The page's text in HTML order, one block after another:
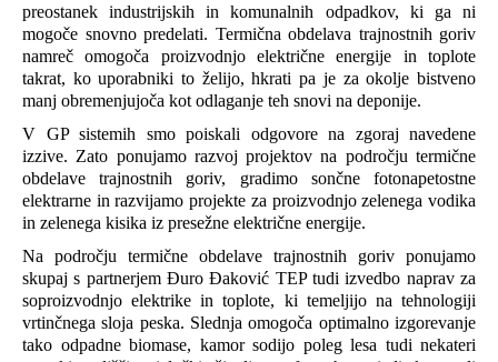
preostanek industrijskih in komunalnih odpadkov, ki ga ni
mogoče snovno predelati. Termična obdelava trajnostnih goriv
namreč omogoča proizvodnjo električne energije in toplote
takrat, ko uporabniki to želijo, hkrati pa je za okolje bistveno
manj obremenjujoča kot odlaganje teh snovi na deponije.
V GP sistemih smo poiskali odgovore na zgoraj navedene
izzive. Zato ponujamo razvoj projektov na področju termične
obdelave trajnostnih goriv, gradimo sončne fotonapetostne
elektrarne in razvijamo projekte za proizvodnjo zelenega vodika
in zelenega kisika iz presežne električne energije.
Na področju termične obdelave trajnostnih goriv ponujamo
skupaj s partnerjem Đuro Đaković TEP tudi izvedbo naprav za
soproizvodnjo elektrike in toplote, ki temeljijo na tehnologiji
vrtinčnega sloja peska. Slednja omogoča optimalno izgorevanje
tako odpadne biomase, kamor sodijo poleg lesa tudi nekateri